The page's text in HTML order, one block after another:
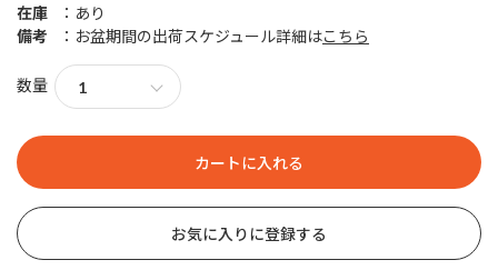
在庫
あり
備考
お盆期間の出荷スケジュール詳細はこちら
数量
お気に入りに登録する